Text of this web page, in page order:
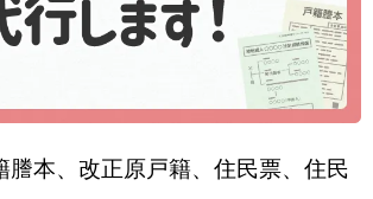
謄本、改正原戸籍、住民票、住民